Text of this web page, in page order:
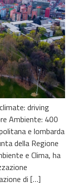
driving
Ambiente: 400
e lombarda
della Regione
e Clima, ha
di […]